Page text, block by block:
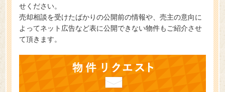
せください。
売却相談を受けたばかりの公開前の情報や、売主の意向に
よってネット広告など表に公開できない物件もご紹介させ
て頂きます。